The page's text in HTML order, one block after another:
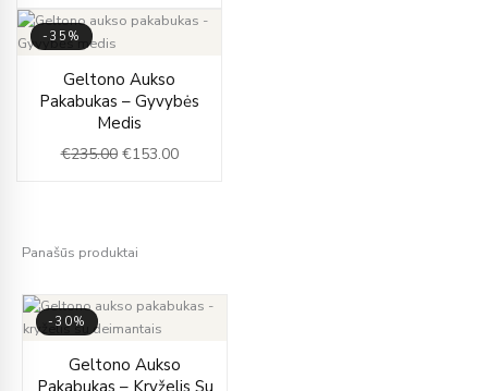
-35%
Geltono Aukso
Pakabukas – Gyvybės
Medis
€235.00
price
was:
€235.00.
€153.00
is:
Panašūs produktai
-30%
Geltono Aukso
Pakabukas – Kryželis Su
price